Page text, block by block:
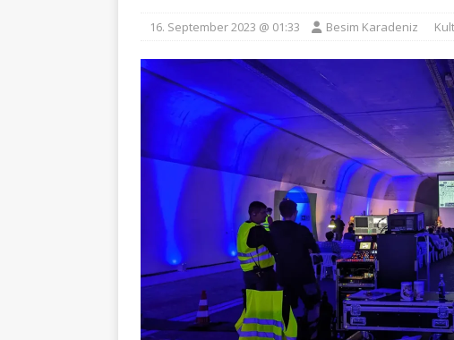
16. September 2023 @ 01:33 Besim Karadeniz